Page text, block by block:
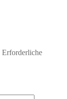
Erforderliche